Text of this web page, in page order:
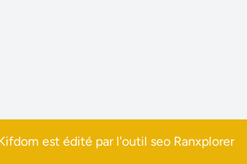
est édité par l'outil seo Ranxplorer